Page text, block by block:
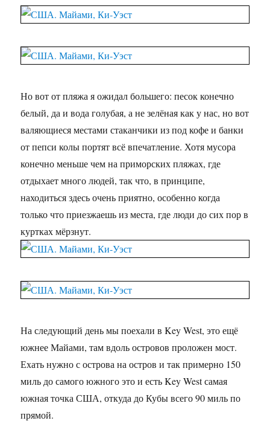
Но вот от пляжа я ожидал большего: песок конечно
белый, да и вода голубая, а не зелёная как у нас, но вот
валяющиеся местами стаканчики из под кофе и банки
от пепси колы портят всё впечатление. Хотя мусора
конечно меньше чем на приморских пляжах, где
отдыхает много людей, так что, в принципе,
находиться здесь очень приятно, особенно когда
только что приезжаешь из места, где люди до сих пор в
куртках мёрзнут.
На следующий день мы поехали в Key West, это ещё
южнее Майами, там вдоль островов проложен мост.
Ехать нужно с острова на остров и так примерно 150
миль до самого южного это и есть Key West самая
южная точка США, откуда до Кубы всего 90 миль по
прямой.